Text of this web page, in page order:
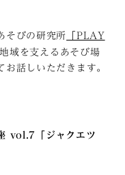
そびの研究所 「PLAY
域を支えるあそび場
お話しいただきます。
vol.7
「ジャクエツ